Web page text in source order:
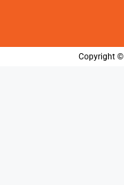
Copyright ©️